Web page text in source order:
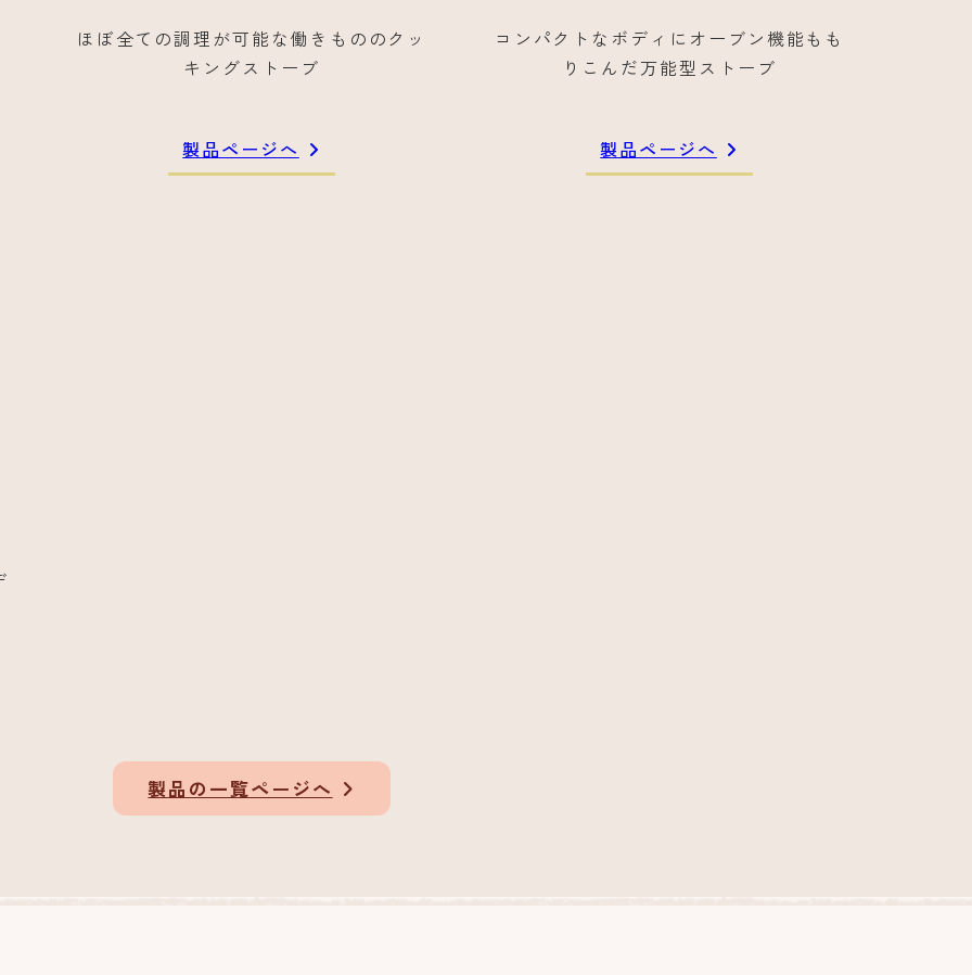
ほぼ全ての調理が可能な働きもののクッ
キングストーブ
製品ページへ
コンパクトなボディにオーブン機能もも
りこんだ万能型ストーブ
製品ページへ
製品の一覧ページへ